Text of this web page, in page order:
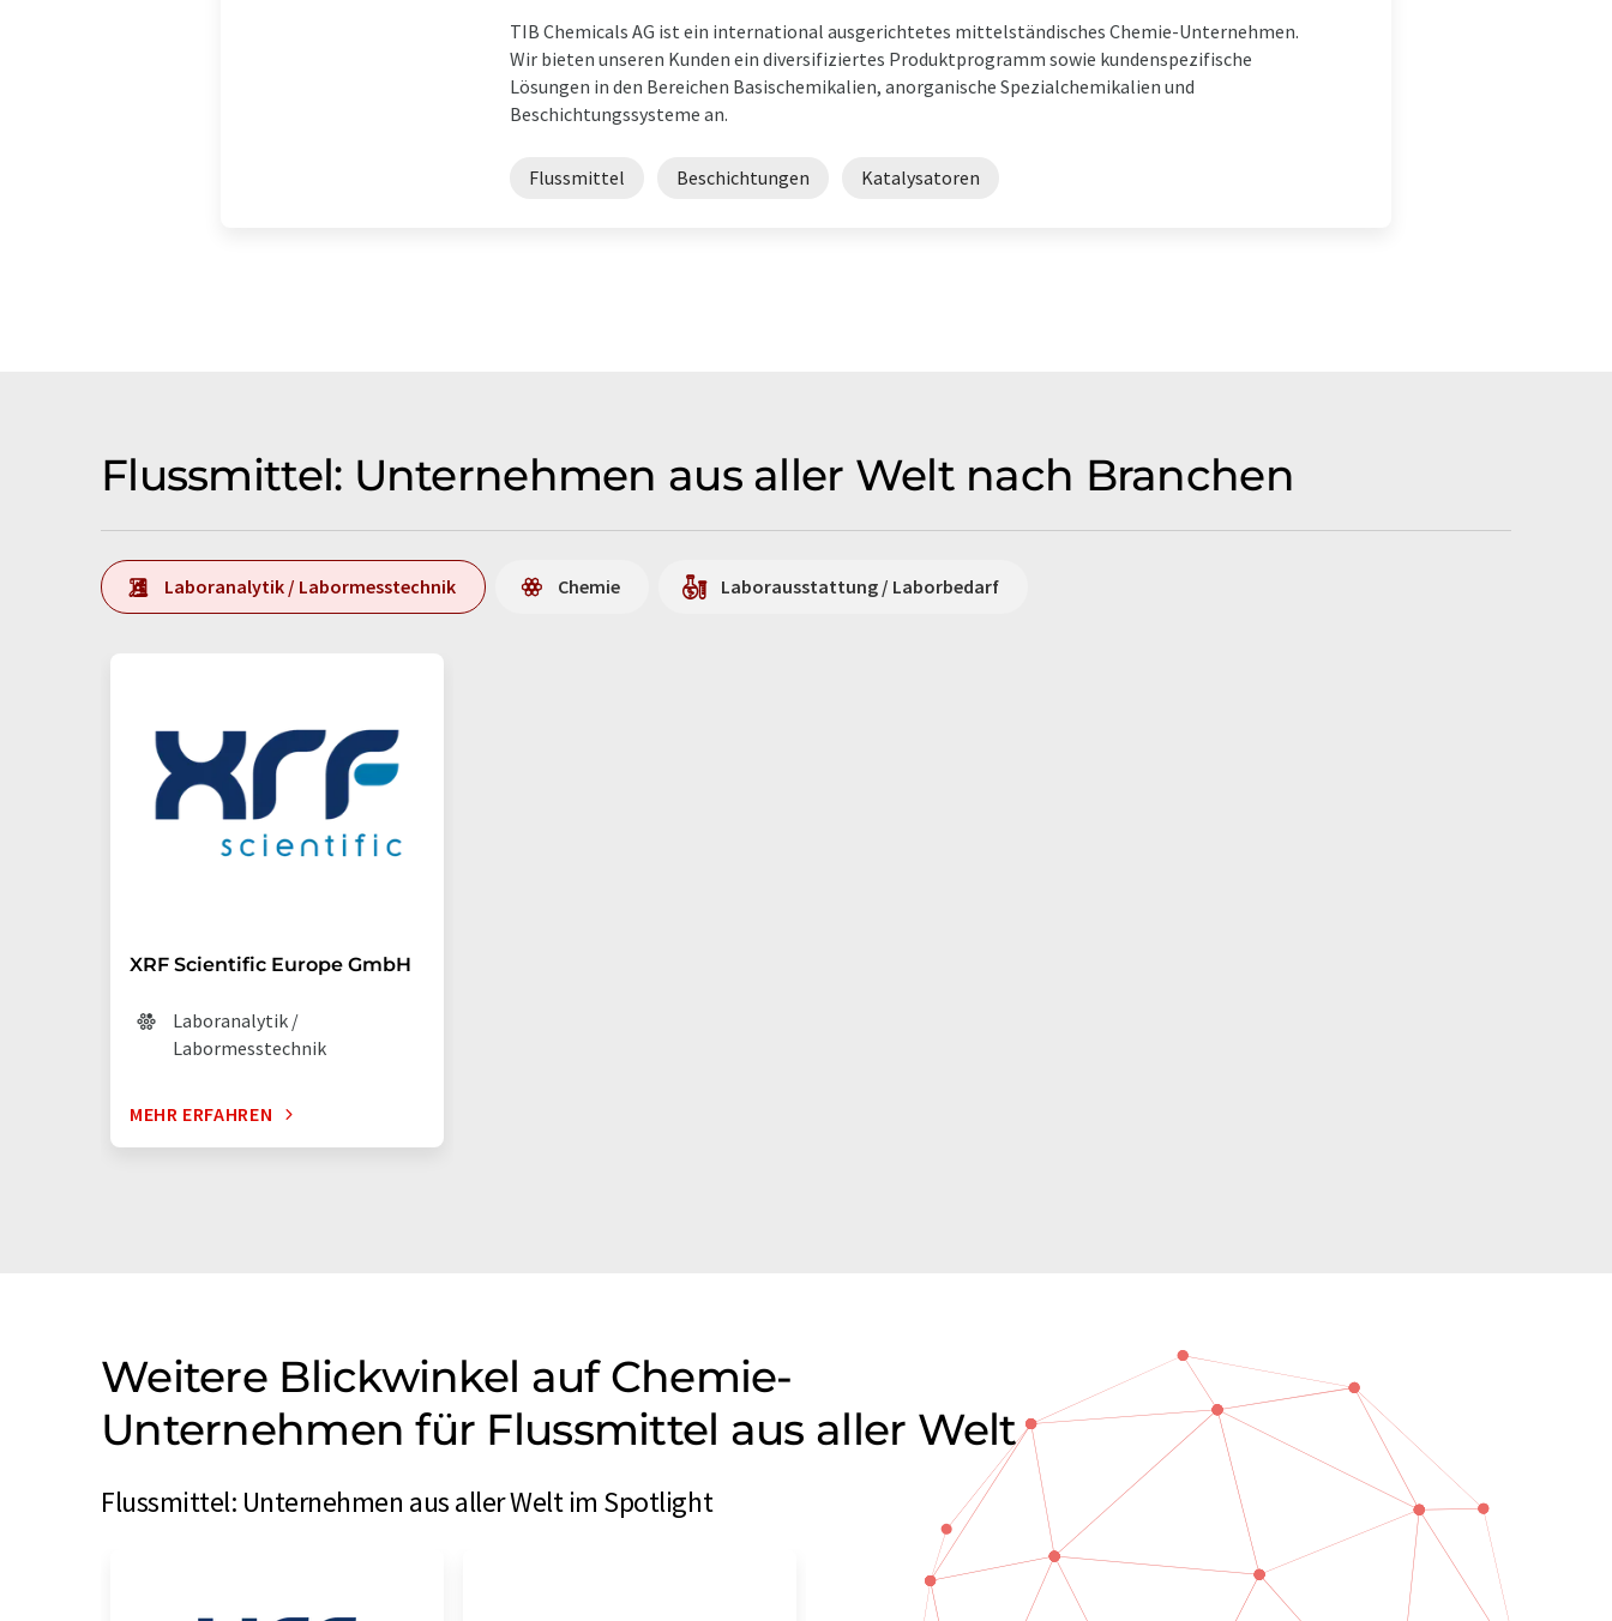
TIB Chemicals AG ist ein international ausgerichtetes mittelständisches Chemie-Unternehmen.
Wir bieten unseren Kunden ein diversifiziertes Produktprogramm sowie kundenspezifische
Lösungen in den Bereichen Basischemikalien, anorganische Spezialchemikalien und
Beschichtungssysteme an.
Flussmittel Beschichtungen Katalysatoren
Flussmittel: Unternehmen aus aller Welt nach Branchen
Laboranalytik / Labormesstechnik Chemie Laborausstattung / Laborbedarf
XRF Scientific Europe GmbH
Laboranalytik /
Labormesstechnik
MEHR ERFAHREN
Weitere Blickwinkel auf Chemie-
Unternehmen für Flussmittel aus aller Welt
Flussmittel: Unternehmen aus aller Welt im Spotlight